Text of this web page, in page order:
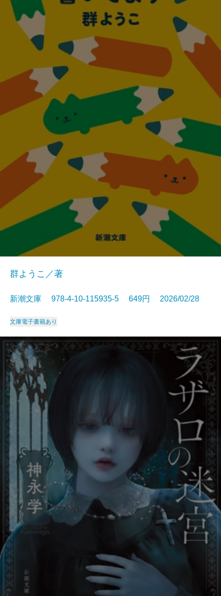
群ようこ／著
新潮文庫 978-4-10-115935-5 649円 2026/02/28
文庫電子書籍あり